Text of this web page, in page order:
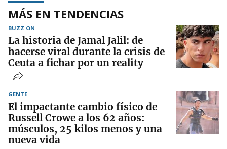
MÁS EN TENDENCIAS
BUZZ ON
La historia de Jamal Jalil: de
hacerse viral durante la crisis de
Ceuta a fichar por un reality
GENTE
El impactante cambio físico de
Russell Crowe a los 62 años:
músculos, 25 kilos menos y una
nueva vida